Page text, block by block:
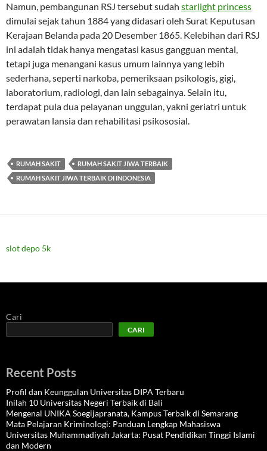
Namun, pembangunan RSJ tersebut sudah starlight princess
dimulai sejak tahun 1884 yang didasari oleh Surat Keputusan
Kerajaan Belanda pada 20 Desember 1865. Kelebihan dari RSJ
ini adalah tidak hanya mengatasi kasus gangguan mental,
tetapi juga menangani kasus umum lainnya yang lebih
sederhana, seperti narkoba, pemeriksaan psikologis, gigi,
laboratorium, radiologi, dan lain sebagainya. Selain itu,
terdapat pula dua pelayanan unggulan, yakni geriatri untuk
perawatan lansia dan rehabilitasi psikososial.
RUMAH SAKIT
RUMAH SAKIT JIWA TERBAIK
RUMAH SAKIT JIWA TERBAIK DI INDONESIA
slot depo 5k
Cari
CARI
Recent Posts
Profil dan Keunggulan Universitas DIPA Terbaru
Inilah 10 Universitas Negeri Terbaik di Bali
Mengenal UNIKA Soegijapranata, Kampus Terbaik di Semarang
Mata Pelajaran Kriminologi: Panduan Lengkap Mahasiswa
Universitas Muhammadiyah Jakarta: Pusat Pendidikan Tinggi Islami
dan Modern